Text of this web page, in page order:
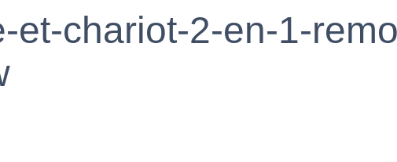
et-chariot-2-en-1-